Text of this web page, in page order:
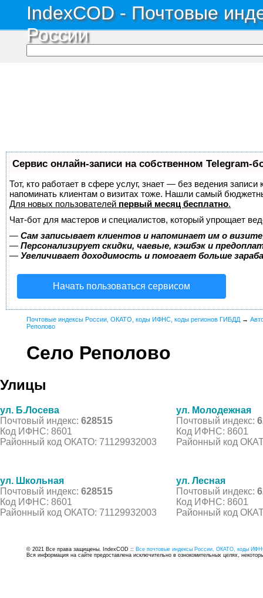
IndexCOD - Почтовые
России
Сервис онлайн-записи на собственном Telegram-
Тот, кто работает в сфере услуг, знает — без ведения
напоминать клиентам о визитах тоже. Нашли самый
Для новых пользователей первый месяц бесплатно.
Чат-бот для мастеров и специалистов, который упрощает
— Сам записывает клиентов и напоминает им о
— Персонализирует скидки, чаевые, кэшбэк и
— Увеличивает доходимость и помогает больше
Начать пользоваться сервисом
Почтовые индексы России, ОКАТО, коды ИФНС, коды регионов ГИБДД →
Реполово
Село Реполово
Улицы
ул. Б.Лосева
Почтовый индекс: 628515
Код ИФНС: 8601
Районный код ОКАТО: 71129932003
ул. Молодежная
Почтовый индекс:
Код ИФНС: 8601
Районный код
ул. Школьная
Почтовый индекс: 628515
Код ИФНС: 8601
Районный код ОКАТО: 71129932003
ул. Лесная
Почтовый индекс:
Код ИФНС: 8601
Районный код
© 2021 Все права защищены. IndexCOD :: Все почтовые индексы России, ОКАТО, коды
Вся информация на сайте предоставлена исключительно в ознокомительных целях,